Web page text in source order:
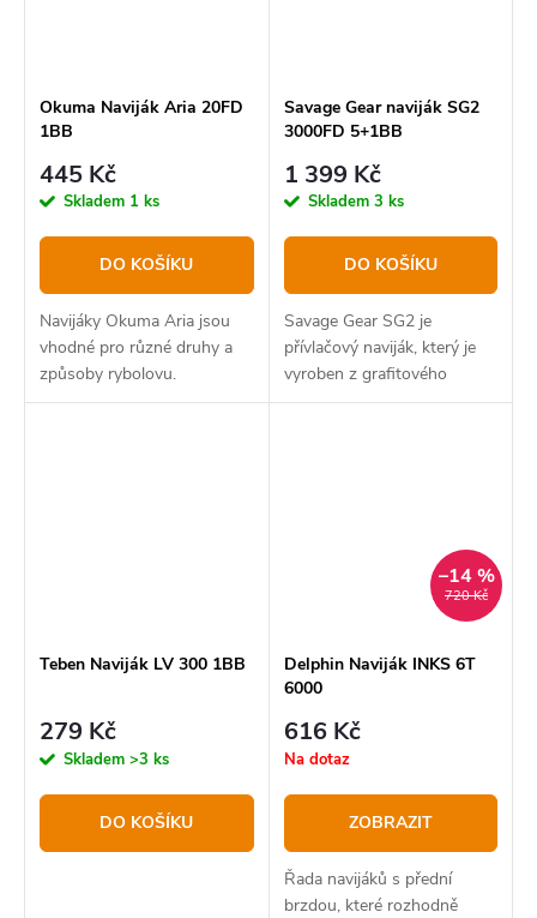
Okuma Naviják Aria 20FD
1BB
445 Kč
Skladem 1 ks
DO KOŠÍKU
Navijáky Okuma Aria jsou
vhodné pro různé druhy a
způsoby rybolovu.
Savage Gear naviják SG2
3000FD 5+1BB
1 399 Kč
Skladem 3 ks
DO KOŠÍKU
Savage Gear SG2 je
přívlačový naviják, který je
vyroben z grafitového
kompozitu
Teben Naviják LV 300 1BB
279 Kč
Skladem >3 ks
DO KOŠÍKU
720 Kč
–14 %
Delphin Naviják INKS 6T
6000
616 Kč
Na dotaz
ZOBRAZIT
Řada navijáků s přední
brzdou, které rozhodně